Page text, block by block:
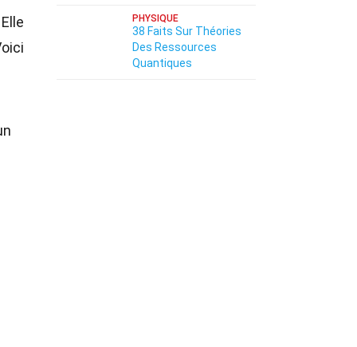
PHYSIQUE
38 Faits Sur Théories
Des Ressources
Quantiques